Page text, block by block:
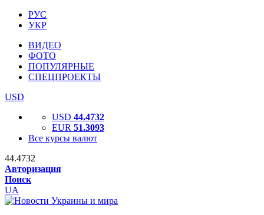
РУС
УКР
ВИДЕО
ФОТО
ПОПУЛЯРНЫЕ
СПЕЦПРОЕКТЫ
USD
USD 44.4732
EUR 51.3093
Все курсы валют
44.4732
Авторизация
Поиск
UA